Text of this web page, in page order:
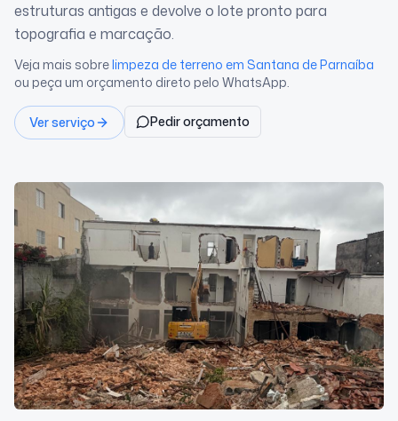
estruturas antigas e devolve o lote pronto para
topografia e marcação.
Veja mais sobrelimpeza de terreno em Santana de Parnaíba
ou peça um orçamento direto pelo WhatsApp.
Ver serviço Pedir orçamento